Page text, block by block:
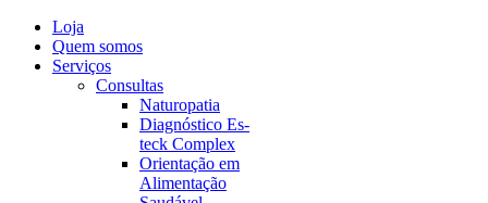
Loja
Quem somos
Serviços
Consultas
Naturopatia
Diagnóstico Es-
teck Complex
Orientação em
Alimentação